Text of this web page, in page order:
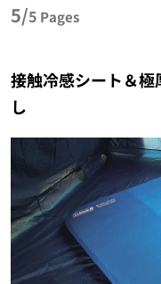
5/5 Pages
接触冷感シート＆
し